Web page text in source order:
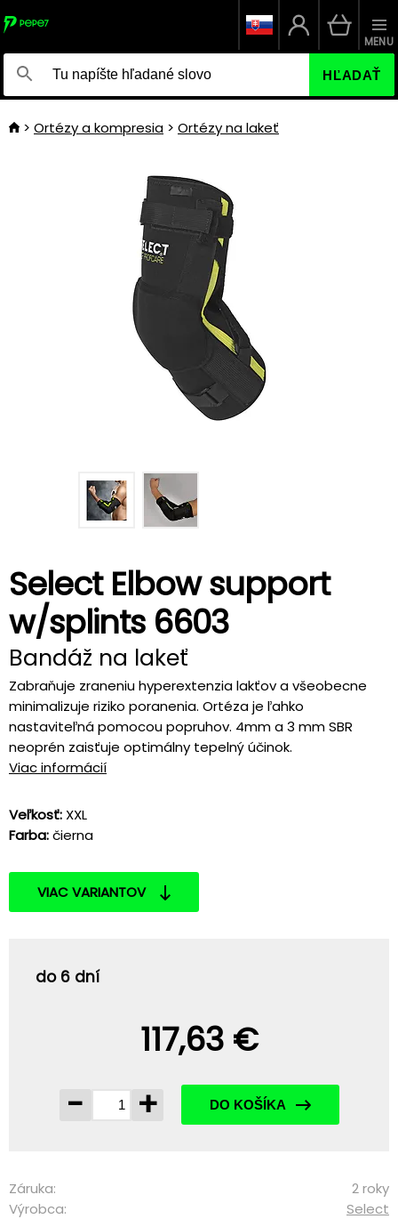
HĽADAŤ
MENU
Ortézy a kompresia Ortézy na lakeť
Select Elbow support
w/splints 6603
Bandáž na lakeť
Zabraňuje zraneniu hyperextenzia lakťov a všeobecne
minimalizuje riziko poranenia. Ortéza je ľahko
nastaviteľná pomocou popruhov. 4mm a 3 mm SBR
neoprén zaisťuje optimálny tepelný účinok.
Viac informácií
Veľkosť: XXL
Farba:čierna
VIAC VARIANTOV
do 6 dní
117,63 €
-
+ DO KOŠÍKA
Záruka:
2 roky
Výrobca:
Select